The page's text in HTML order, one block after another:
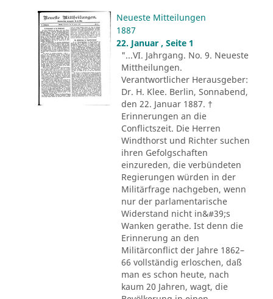
Neueste Mitteilungen
1887
22. Januar , Seite 1
"...VI. Jahrgang. No. 9. Neueste
Mittheilungen.
Verantwortlicher Herausgeber:
Dr. H. Klee. Berlin, Sonnabend,
den 22. Januar 1887. †
Erinnerungen an die
Conflictszeit. Die Herren
Windthorst und Richter suchen
ihren Gefolgschaften
einzureden, die verbündeten
Regierungen würden in der
Militärfrage nachgeben, wenn
nur der parlamentarische
Widerstand nicht in&#39;s
Wanken gerathe. Ist denn die
Erinnerung an den
Militärconflict der Jahre 1862–
66 vollständig erloschen, daß
man es schon heute, nach
kaum 20 Jahren, wagt, die